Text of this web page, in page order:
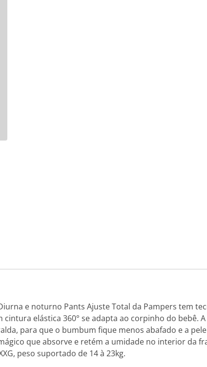
e noturno Pants Ajuste Total da Pampers tem
elástica 360° se adapta ao corpinho do bebê.
para que o bumbum fique menos abafado e a
que absorve e retém a umidade no interior da
peso suportado de 14 à 23kg.